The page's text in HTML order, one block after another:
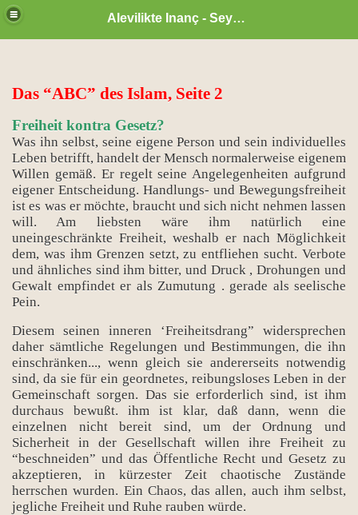
Alevilikte Inanç - Seyyid Hakkı
Das “ABC” des Islam, Seite 2
Freiheit kontra Gesetz?
Was ihn selbst, seine eigene Person und sein individuelles
Leben betrifft, handelt der Mensch normalerweise eigenem
Willen gemäß. Er regelt seine Angelegenheiten aufgrund
eigener Entscheidung. Handlungs- und Bewegungsfreiheit
ist es was er möchte, braucht und sich nicht nehmen lassen
will. Am liebsten wäre ihm natürlich eine
uneingeschränkte Freiheit, weshalb er nach Möglichkeit
dem, was ihm Grenzen setzt, zu entfliehen sucht. Verbote
und ähnliches sind ihm bitter, und Druck , Drohungen und
Gewalt empfindet er als Zumutung . gerade als seelische
Pein.
Diesem seinen inneren ‘Freiheitsdrang” widersprechen
daher sämtliche Regelungen und Bestimmungen, die ihn
einschränken..., wenn gleich sie andererseits notwendig
sind, da sie für ein geordnetes, reibungsloses Leben in der
Gemeinschaft sorgen. Das sie erforderlich sind, ist ihm
durchaus bewußt. ihm ist klar, daß dann, wenn die
einzelnen nicht bereit sind, um der Ordnung und
Sicherheit in der Gesellschaft willen ihre Freiheit zu
“beschneiden” und das Öffentliche Recht und Gesetz zu
akzeptieren, in kürzester Zeit chaotische Zustände
herrschen wurden. Ein Chaos, das allen, auch ihm selbst,
jegliche Freiheit und Ruhe rauben würde.
ayı